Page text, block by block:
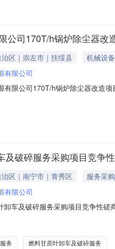
公司170T/h锅炉除尘器改
区｜崇左市｜扶绥县
机械设备
有限公司
有限公司170T/h锅炉除尘器改造
前通过电话、电子邮件报名，
及破碎服务采购项目竞争
区｜南宁市｜青秀区
服务采购
有限公司
车及破碎服务采购项目竞争性磋
包项目名称：2025-2026榨季甘
务 燃料甘蔗叶卸车及破碎服务